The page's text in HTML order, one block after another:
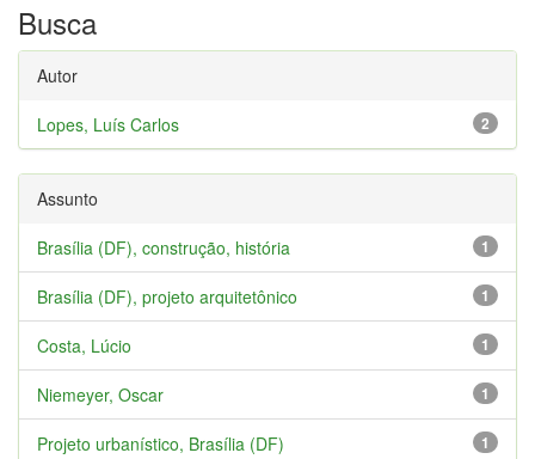
Busca
Autor
2
Lopes, Luís Carlos
Assunto
1
Brasília (DF), construção, história
1
Brasília (DF), projeto arquitetônico
1
Costa, Lúcio
1
Niemeyer, Oscar
1
Projeto urbanístico, Brasília (DF)